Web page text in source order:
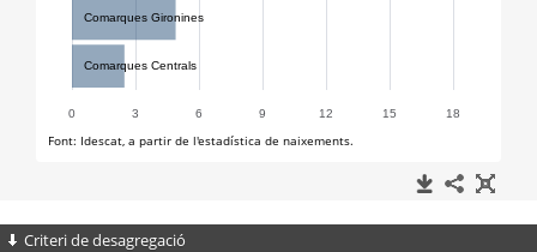
Criteri de desagregació